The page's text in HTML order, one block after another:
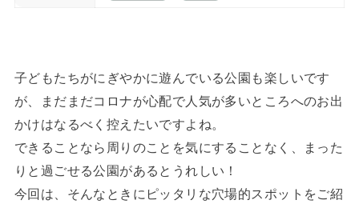
子どもたちがにぎやかに遊んでいる公園も楽しいです
が、まだまだコロナが心配で人気が多いところへのお出
かけはなるべく控えたいですよね。
できることなら周りのことを気にすることなく、まった
りと過ごせる公園があるとうれしい！
今回は、そんなときにピッタリな穴場的スポットをご紹